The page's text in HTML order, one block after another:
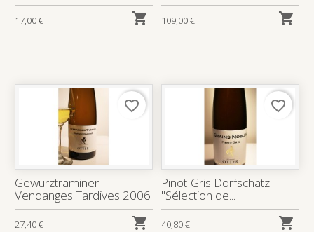
17,00 €  109,00 € 
Gewurztraminer
Vendanges Tardives 2006
27,40 € 
favorite_border
Pinot-Gris Dorfschatz
"Sélection de...
40,80 € 
favorite_border